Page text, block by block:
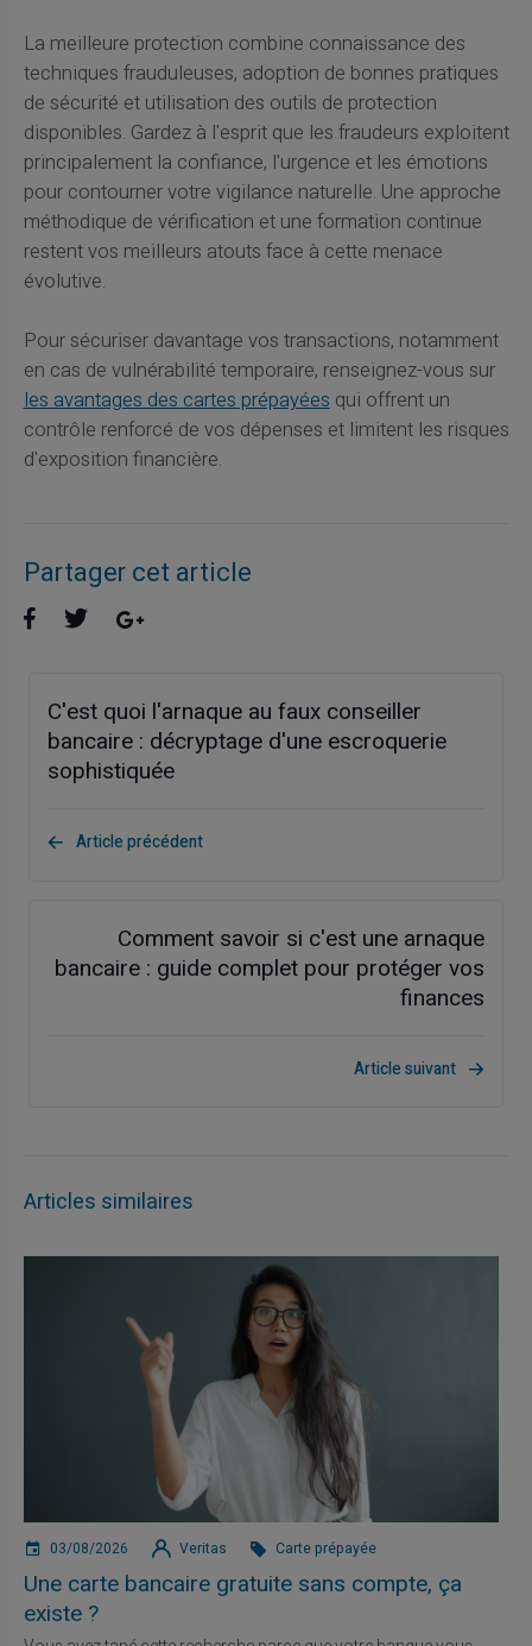
La meilleure protection combine connaissance des
techniques frauduleuses, adoption de bonnes pratiques
de sécurité et utilisation des outils de protection
disponibles. Gardez à l'esprit que les fraudeurs exploitent
principalement la confiance, l'urgence et les émotions
pour contourner votre vigilance naturelle. Une approche
méthodique de vérification et une formation continue
restent vos meilleurs atouts face à cette menace
évolutive.
Pour sécuriser davantage vos transactions, notamment
en cas de vulnérabilité temporaire, renseignez-vous sur
les avantages des cartes prépayées qui offrent un
contrôle renforcé de vos dépenses et limitent les risques
d'exposition financière.
Partager cet article
C'est quoi l'arnaque au faux conseiller
bancaire : décryptage d'une escroquerie
sophistiquée
Article précédent
Comment savoir si c'est une arnaque
bancaire : guide complet pour protéger vos
finances
Article suivant
Articles similaires
03/08/2026 Veritas Carte prépayée
Une carte bancaire gratuite sans compte, ça
existe ?